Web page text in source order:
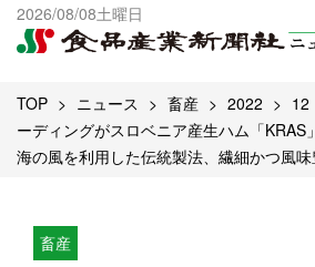
2026/08/08土曜日
出版物一覧へ
試読・購読申し込み
TOP ニュース 畜産 2022 12
ーディングがスロベニア産生ハム「KRAS
海の風を利用した伝統製法、繊細かつ風
畜産